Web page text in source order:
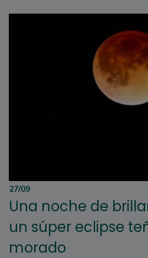
27/09
Una noche de
un súper eclipse
morado